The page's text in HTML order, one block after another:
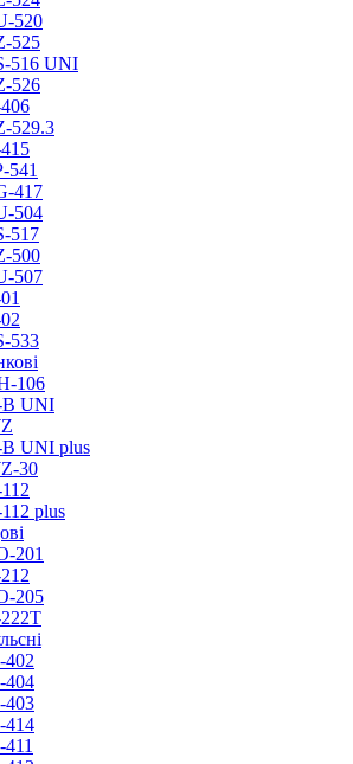
520
525
516 UNI
526
529.3
541
417
504
517
500
507
533
106
UNI
UNI plus
30
plus
201
205
402
404
403
414